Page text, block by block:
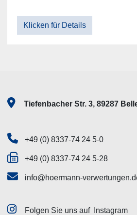
Klicken für Details
Tiefenbacher Str. 3, 89287
+49 (0) 8337-74 24 5-0
+49 (0) 8337-74 24 5-28
info@hoermann-
Folgen Sie uns auf
Instagram